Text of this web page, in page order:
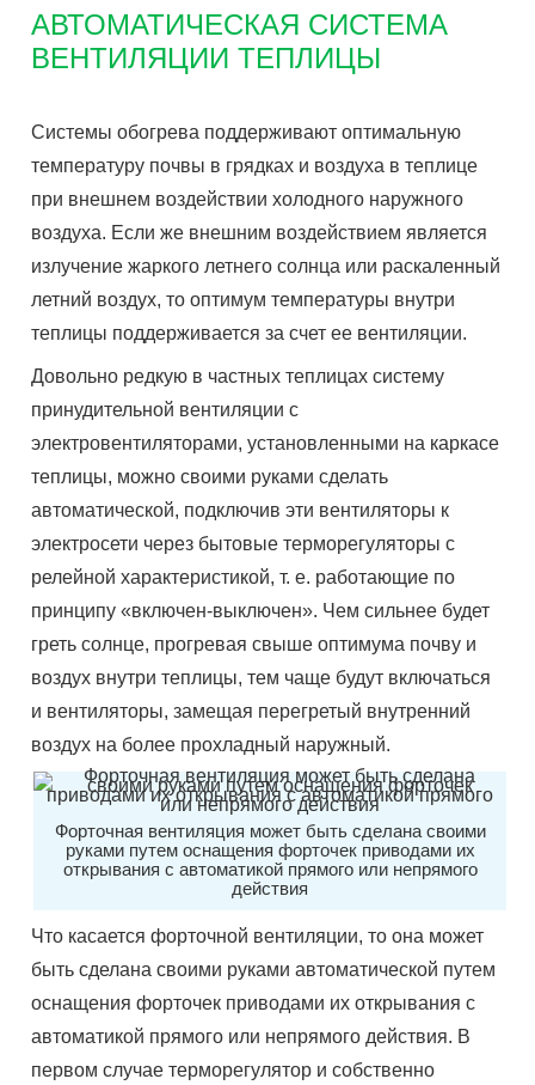
АВТОМАТИЧЕСКАЯ СИСТЕМА
ВЕНТИЛЯЦИИ ТЕПЛИЦЫ
Системы обогрева поддерживают оптимальную
температуру почвы в грядках и воздуха в теплице
при внешнем воздействии холодного наружного
воздуха. Если же внешним воздействием является
излучение жаркого летнего солнца или раскаленный
летний воздух, то оптимум температуры внутри
теплицы поддерживается за счет ее вентиляции.
Довольно редкую в частных теплицах систему
принудительной вентиляции с
электровентиляторами, установленными на каркасе
теплицы, можно своими руками сделать
автоматической, подключив эти вентиляторы к
электросети через бытовые терморегуляторы с
релейной характеристикой, т. е. работающие по
принципу «включен-выключен». Чем сильнее будет
греть солнце, прогревая свыше оптимума почву и
воздух внутри теплицы, тем чаще будут включаться
и вентиляторы, замещая перегретый внутренний
воздух на более прохладный наружный.
Форточная вентиляция может быть сделана своими
руками путем оснащения форточек приводами их
открывания с автоматикой прямого или непрямого
действия
Что касается форточной вентиляции, то она может
быть сделана своими руками автоматической путем
оснащения форточек приводами их открывания с
автоматикой прямого или непрямого действия. В
первом случае терморегулятор и собственно